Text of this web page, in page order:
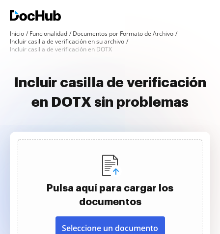
Inicio Funcionalidad
Documentos por Formato de Archivo
Incluir casilla de verificación en su archivo
Incluir casilla de verificación en DOTX
Incluir casilla de verificación
en DOTX sin problemas
Pulsa aquí para cargar los
documentos
Seleccione un documento